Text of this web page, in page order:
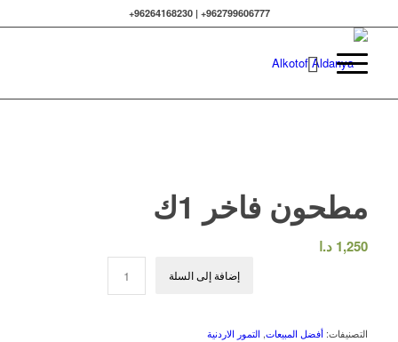
962799606777+ | 96264168230+
مطحون فاخر 1ك
1,250 د.ا
إضافة إلى السلة
التصنيفات: أفضل المبيعات, التمور الاردنية